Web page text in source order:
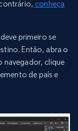
conheça
primeiro se
Então, abra o
navegador, clique
de país e